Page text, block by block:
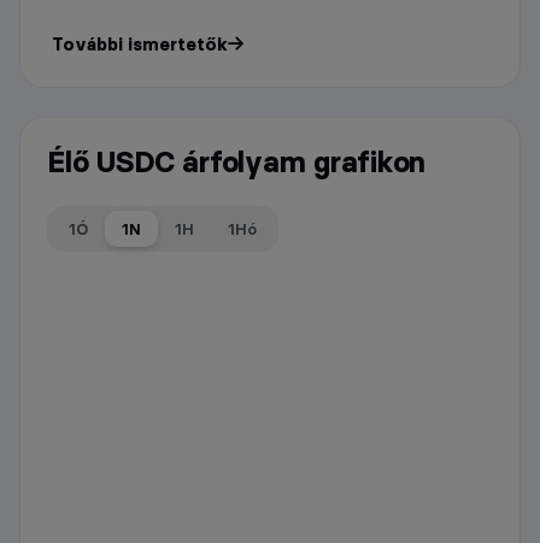
További ismertetők
Élő USDC árfolyam grafikon
1Ó 1N 1H 1Hó